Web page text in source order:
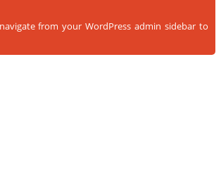
from your WordPress admin sidebar to